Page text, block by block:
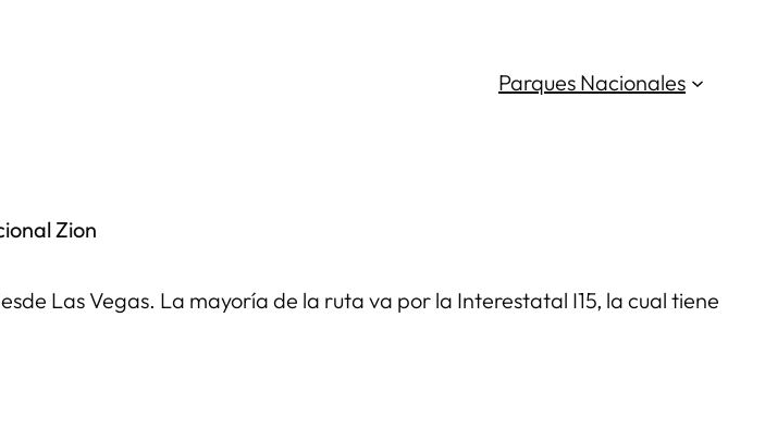
Parques Nacionales
Zion
Las Vegas. La mayoría de la ruta va por la Interestatal I15, la cual tiene